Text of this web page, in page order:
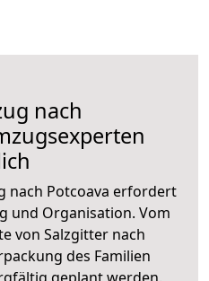
nach
nach Potcoava erfordert
und Organisation. Vom
von Salzgitter nach
des Familien